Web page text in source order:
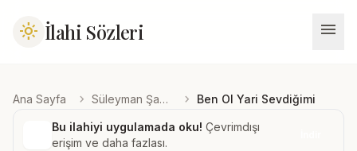
light_mode İlahi Sözleri menu
Ana Sayfa chevron_right Süleyman Şahintürk chevron_right Ben Ol Yari Sevdiğimi
Bu ilahiyi uygulamada oku! Çevrimdışı
erişim ve daha fazlası.